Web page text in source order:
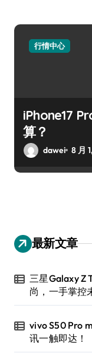
行情中心
iPhone17
算？
dawei 8 月
最新文章
三星Galaxy Z
尚，一手掌控
vivo S50 Pro
讯一触即达！